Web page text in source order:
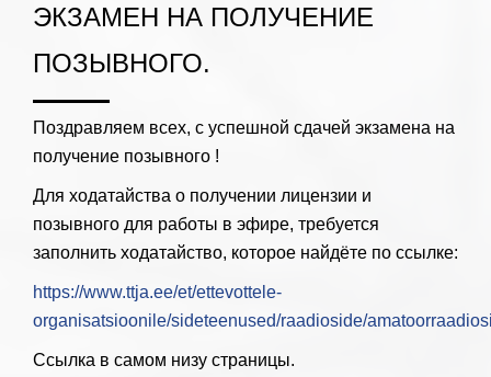
ЭКЗАМЕН НА ПОЛУЧЕНИЕ
ПОЗЫВНОГО.
Поздравляем всех, с успешной сдачей экзамена на
получение позывного !
Для ходатайства о получении лицензии и
позывного для работы в эфире, требуется
заполнить ходатайство, которое найдёте по ссылке:
https://www.ttja.ee/et/ettevottele-
organisatsioonile/sideteenused/raadioside/
Ссылка в самом низу страницы.